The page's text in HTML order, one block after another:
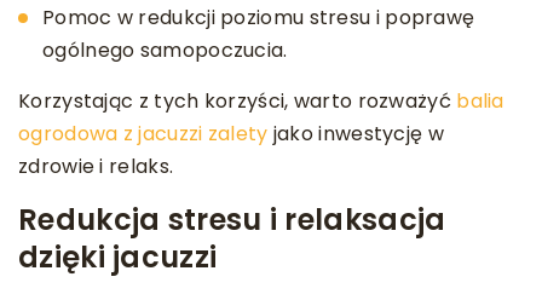
Pomoc w redukcji poziomu stresu i poprawę
ogólnego samopoczucia.
Korzystając z tych korzyści, warto rozważyć balia
ogrodowa z jacuzzi zalety jako inwestycję w
zdrowie i relaks.
Redukcja stresu i relaksacja
dzięki jacuzzi